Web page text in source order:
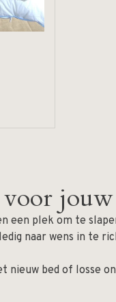
voor
een plek om te
naar wens in te
nieuw bed of losse